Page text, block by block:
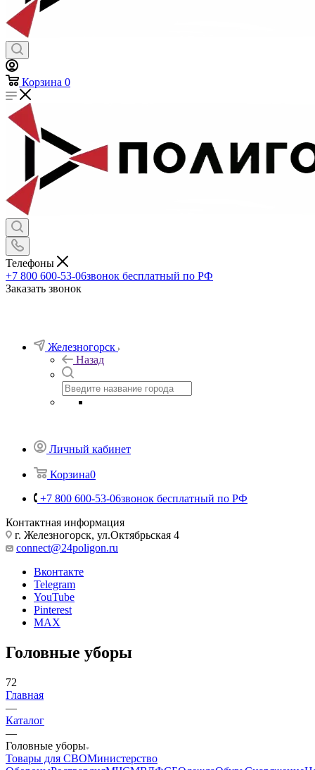
Корзина 0
Телефоны
+7 800 600-53-06звонок бесплатный по РФ
Заказать звонок
Железногорск
Назад
Личный кабинет
Корзина0
+7 800 600-53-06звонок бесплатный по РФ
Контактная информация
г. Железногорск, ул.Октябрьская 4
connect@24poligon.ru
Вконтакте
Telegram
YouTube
Pinterest
MAX
Головные уборы
72
Главная
—
Каталог
—
Головные уборы
Товары для СВОМинистерство